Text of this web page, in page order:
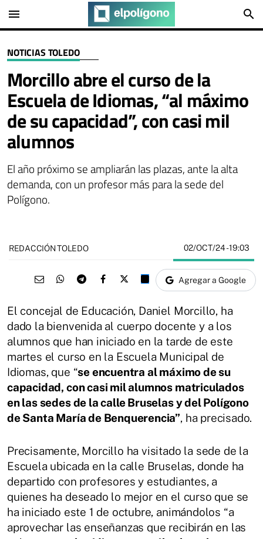
menu search
NOTICIAS TOLEDO
Morcillo abre el curso de la
Escuela de Idiomas, “al máximo
de su capacidad”, con casi mil
alumnos
El año próximo se ampliarán las plazas, ante la alta
demanda, con un profesor más para la sede del
Polígono.
REDACCIÓN TOLEDO 02/OCT/24- 19:03
Agregar a Google
El concejal de Educación, Daniel Morcillo, ha
dado la bienvenida al cuerpo docente y a los
alumnos que han iniciado en la tarde de este
martes el curso en la Escuela Municipal de
Idiomas, que “se encuentra al máximo de su
capacidad, con casi mil alumnos matriculados
en las sedes de la calle Bruselas y del Polígono
de Santa María de Benquerencia”, ha precisado.
Precisamente, Morcillo ha visitado la sede de la
Escuela ubicada en la calle Bruselas, donde ha
departido con profesores y estudiantes, a
quienes ha deseado lo mejor en el curso que se
ha iniciado este 1 de octubre, animándolos “a
aprovechar las enseñanzas que recibirán en las